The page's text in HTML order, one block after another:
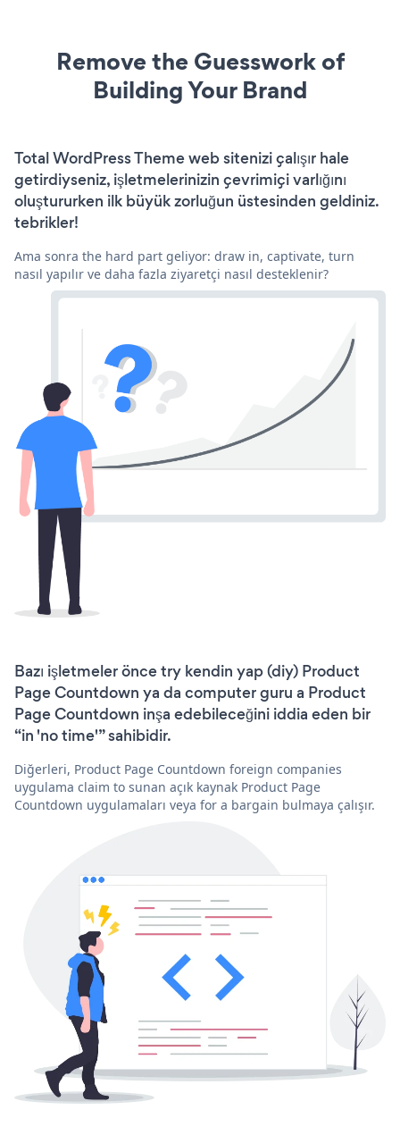
Remove the Guesswork of
Building Your Brand
Total WordPress Theme web sitenizi çalışır hale
getirdiyseniz, işletmelerinizin çevrimiçi varlığını
oluştururken ilk büyük zorluğun üstesinden geldiniz.
tebrikler!
Ama sonra the hard part geliyor: draw in, captivate, turn
nasıl yapılır ve daha fazla ziyaretçi nasıl desteklenir?
Bazı işletmeler önce try kendin yap (diy) Product
Page Countdown ya da computer guru a Product
Page Countdown inşa edebileceğini iddia eden bir
“in 'no time'” sahibidir.
Diğerleri, Product Page Countdown foreign companies
uygulama claim to sunan açık kaynak Product Page
Countdown uygulamaları veya for a bargain bulmaya çalışır.